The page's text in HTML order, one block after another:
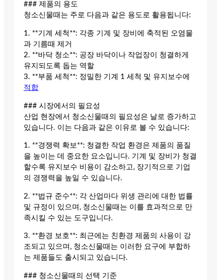
### 제품의 용도
청소신물때는 주로 다음과 같은 용도로 활용됩니다:
1. **기계 세척**: 각종 기계 및 장비에 축적된 오염물
과 기름때 제거
2. **바닥 청소**: 공장 바닥이나 작업장이 청결하게
유지되도록 돕는 역할
3. **부품 세척**: 정밀한 기계 1 세척 및 유지보수에
적합
### 시장에서의 필요성
산업 현장에서 청소신물때의 필요성은 날로 증가하고
있습니다. 이는 다음과 같은 이유로 볼 수 있습니다:
1. **경쟁력 확보**: 청결한 작업 환경은 제품의 품질
을 높이는 데 중요한 요소입니다. 기계 및 장비가 청결
할수록 유지보수 비용이 감소하고, 장기적으로 기업
의 경쟁력을 높일 수 있습니다.
2. **법규 준수**: 각 산업마다 위생 관리에 대한 법률
및 규정이 있으며, 청소신물때는 이를 효과적으로 만
족시킬 수 있는 도구입니다.
3. **환경 보호**: 최근에는 친환경 제품의 사용이 강
조되고 있으며, 청소신물때는 이러한 요구에 부합하
는 제품들도 출시되고 있습니다.
### 청소신물때의 선택 기준